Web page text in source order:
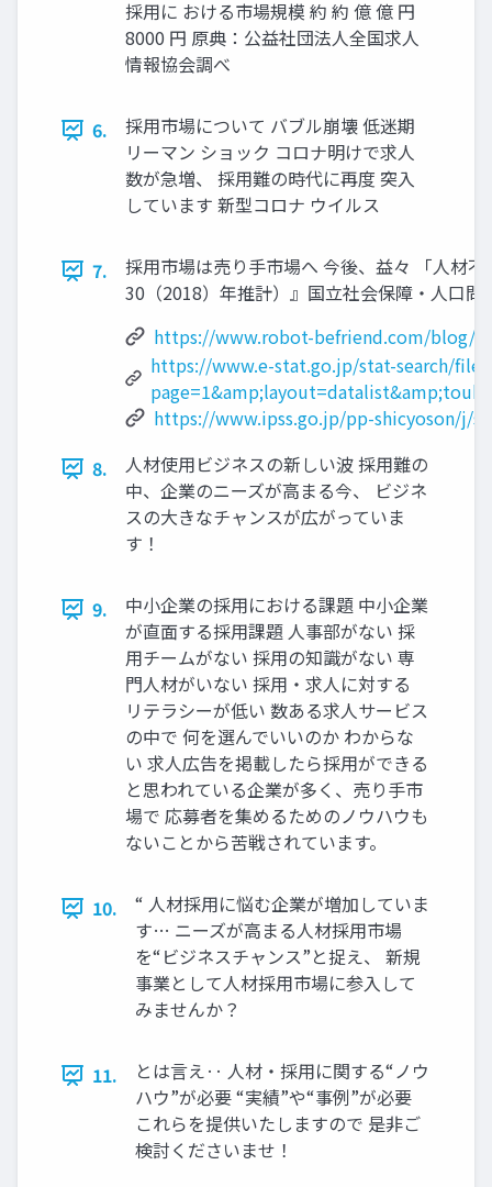
採⽤に おける市場規模 約 約 億 億 円
8000 円 原典：公益社団法⼈全国求⼈
情報協会調べ
6.
採⽤市場について バブル崩壊 低迷期
リーマン ショック コロナ明けで求⼈
数が急増、 採⽤難の時代に再度 突⼊
しています 新型コロナ ウイルス
7.
採⽤市場は売り⼿市場へ 今後、益々 「⼈材
30（2018）年推計）』国⽴社会保障‧⼈⼝問
https://www.robot-befriend.com/blog/
https://www.e-stat.go.jp/stat-search/
https://www.ipss.go.jp/pp-shicyoson/j/
8.
⼈材使⽤ビジネスの新しい波 採⽤難の
中、企業のニーズが⾼まる今、 ビジネ
スの⼤きなチャンスが広がっていま
す！
9.
中⼩企業の採⽤における課題 中⼩企業
が直⾯する採⽤課題 ⼈事部がない 採
⽤チームがない 採⽤の知識がない 専
⾨⼈材がいない 採⽤‧求⼈に対する
リテラシーが低い 数ある求⼈サービス
の中で 何を選んでいいのか わからな
い 求⼈広告を掲載したら採⽤ができる
と思われている企業が多く、売り⼿市
場で 応募者を集めるためのノウハウも
ないことから苦戦されています。
10.
“ ⼈材採⽤に悩む企業が増加していま
す… ニーズが⾼まる⼈材採⽤市場
を“ビジネスチャンス”と捉え、 新規
事業として⼈材採⽤市場に参⼊して
みませんか？
11.
とは⾔え‥ ⼈材‧採⽤に関する“ノウ
ハウ”が必要 “実績”や“事例”が必要
これらを提供いたしますので 是⾮ご
検討くださいませ！